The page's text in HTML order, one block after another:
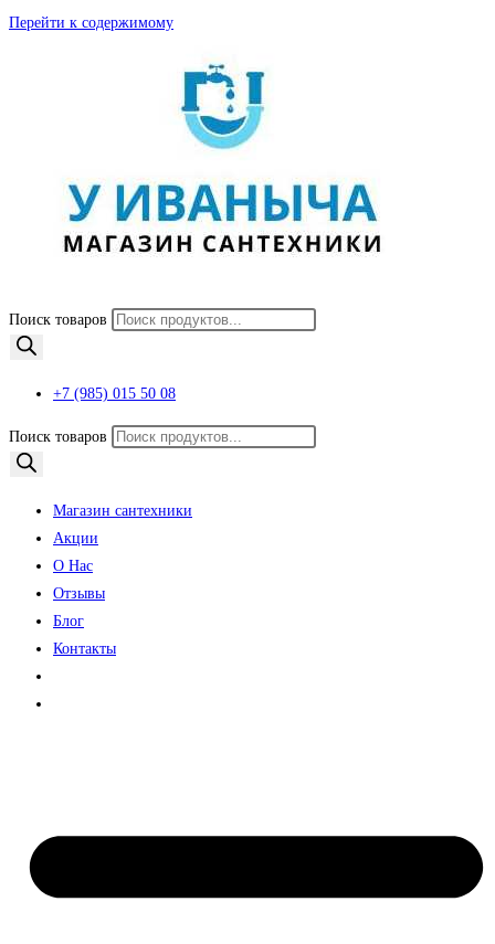
Перейти к содержимому
Поиск товаров
+7 (985) 015 50 08
Поиск товаров
Магазин сантехники
Акции
О Нас
Отзывы
Блог
Контакты